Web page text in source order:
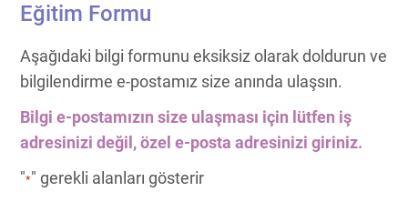
Eğitim Formu
Aşağıdaki bilgi formunu eksiksiz olarak doldurun ve
bilgilendirme e-postamız size anında ulaşsın.
Bilgi e-postamızın size ulaşması için lütfen iş
adresinizi değil, özel e-posta adresinizi giriniz.
"*" gerekli alanları gösterir